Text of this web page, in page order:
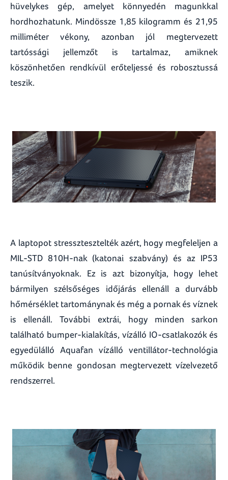
hüvelykes gép, amelyet könnyedén magunkkal
hordhozhatunk. Mindössze 1,85 kilogramm és 21,95
milliméter vékony, azonban jól megtervezett
tartóssági jellemzőt is tartalmaz, amiknek
köszönhetően rendkívül erőteljessé és robosztussá
teszik.
A laptopot stressztesztelték azért, hogy megfeleljen a
MIL-STD 810H-nak (katonai szabvány) és az IP53
tanúsítványoknak. Ez is azt bizonyítja, hogy lehet
bármilyen szélsőséges időjárás ellenáll a durvább
hőmérséklet tartománynak és még a pornak és víznek
is ellenáll. További extrái, hogy minden sarkon
található bumper-kialakítás, vízálló IO-csatlakozók és
egyedülálló Aquafan vízálló ventillátor-technológia
működik benne gondosan megtervezett vízelvezető
rendszerrel.